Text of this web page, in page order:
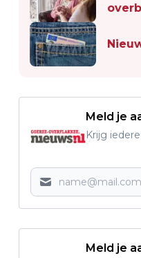
Meld je
Krijg
Meld je